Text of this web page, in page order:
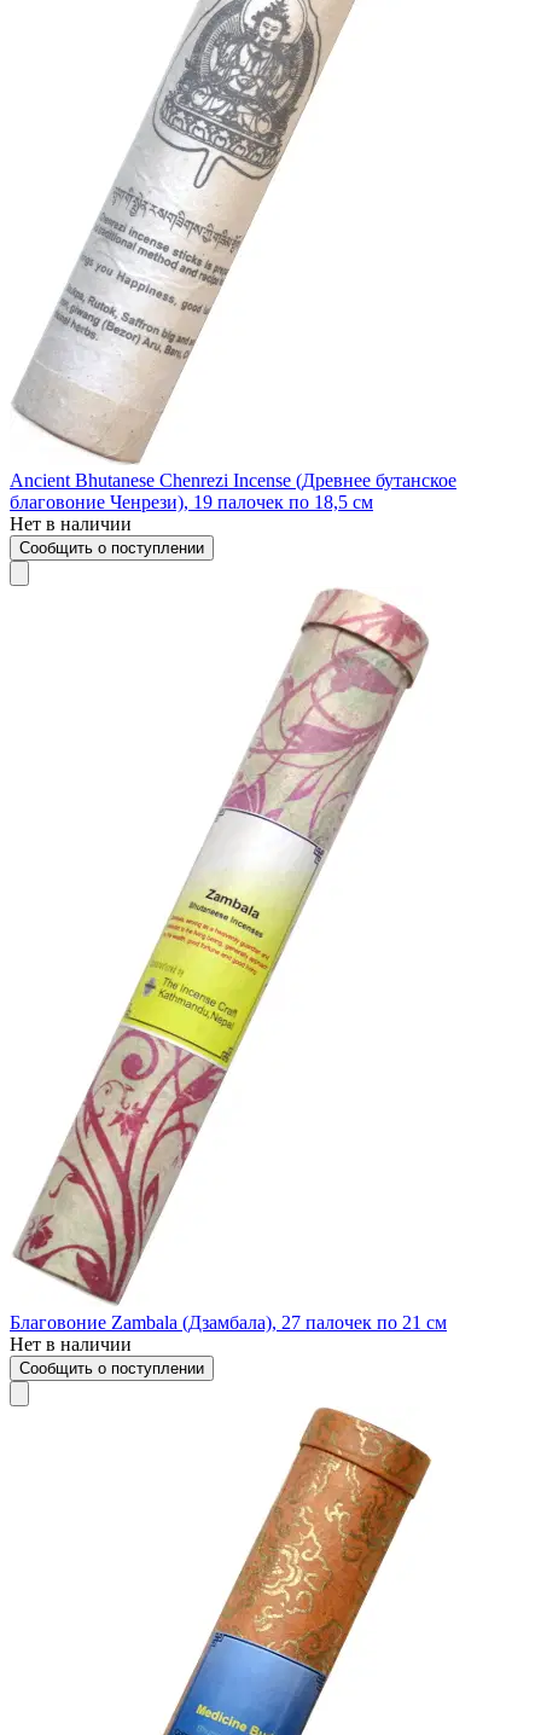
Ancient Bhutanese Chenrezi Incense (Древнее бутанское
благовоние Ченрези), 19 палочек по 18,5 см
Нет в наличии
Сообщить о поступлении
Благовоние Zambala (Дзамбала), 27 палочек по 21 см
Нет в наличии
Сообщить о поступлении